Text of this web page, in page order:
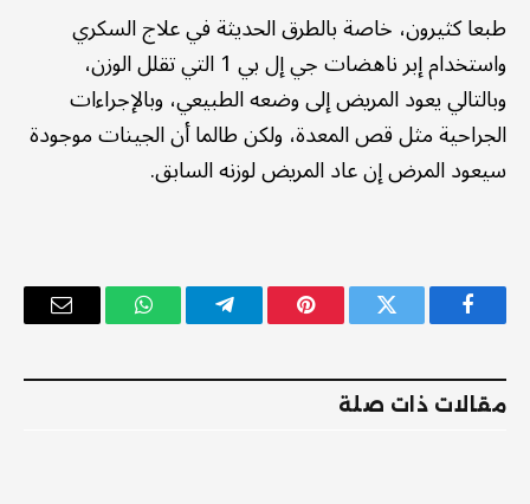
طبعا كثيرون، خاصة بالطرق الحديثة في علاج السكري
واستخدام إبر ناهضات جي إل بي 1 التي تقلل الوزن،
وبالتالي يعود المريض إلى وضعه الطبيعي، وبالإجراءات
الجراحية مثل قص المعدة، ولكن طالما أن الجينات موجودة
سيعود المرض إن عاد المريض لوزنه السابق.
فيسبوك تويتر بينتيريستتيلقرام واتساب
البريد
مقالات ذات صلة